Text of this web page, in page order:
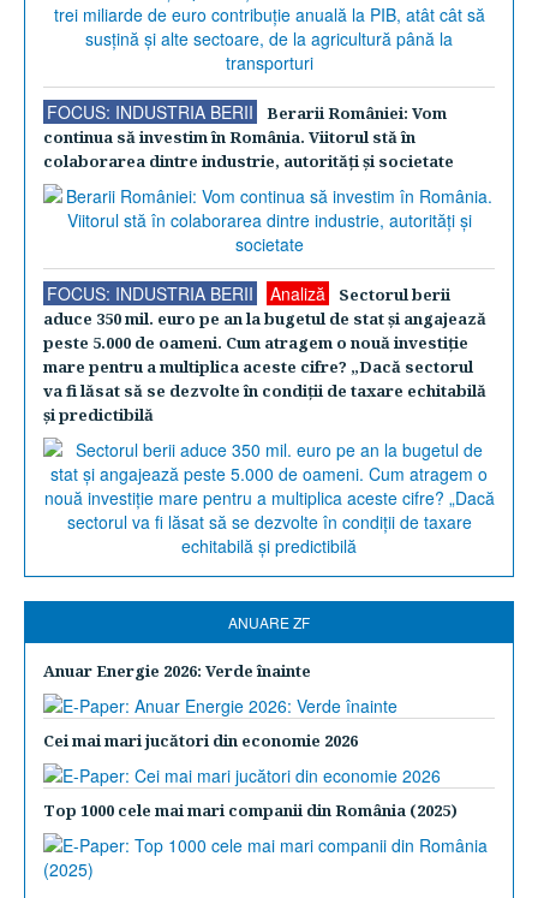
FOCUS: INDUSTRIA BERII
Berarii României: Vom
continua să investim în România. Viitorul stă în
colaborarea dintre industrie, autorităţi şi societate
FOCUS: INDUSTRIA BERII Analiză
Sectorul berii
aduce 350 mil. euro pe an la bugetul de stat şi angajează
peste 5.000 de oameni. Cum atragem o nouă investiţie
mare pentru a multiplica aceste cifre? „Dacă sectorul
va fi lăsat să se dezvolte în condiţii de taxare echitabilă
şi predictibilă
ANUARE ZF
Anuar Energie 2026: Verde înainte
Cei mai mari jucători din economie 2026
Top 1000 cele mai mari companii din România (2025)